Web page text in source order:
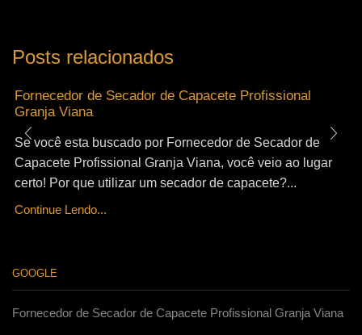
Posts relacionados
Fornecedor de Secador de Capacete Profissional
Granja Viana
Se você esta buscado por Fornecedor de Secador de
Capacete Profissional Granja Viana, você veio ao lugar
certo! Por que utilizar um secador de capacete?...
Continue Lendo...
GOOGLE
Fornecedor de Secador de Capacete Profissional Granja Viana